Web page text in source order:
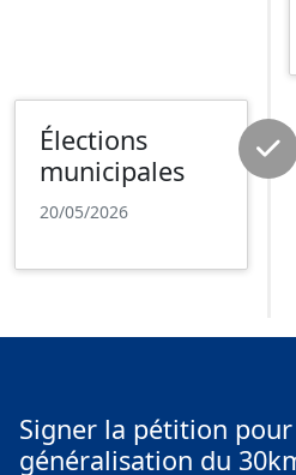
Élections
municipales
20/05/2026
Signer la pétition
généralisation du